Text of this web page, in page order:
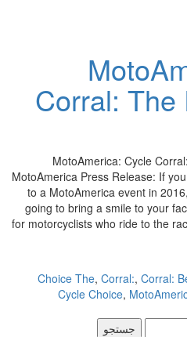
Corral:
MotoAmerica: Cycle
MotoAmerica Press Release: If
to a MotoAmerica event in
going to bring a smile to your
for motorcyclists who ride to the
Choice The,Corral:,
Cycle Choice,